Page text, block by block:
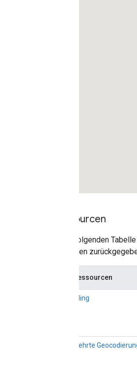
Ressourcen
In der folgenden
Methoden
Datenressourcen
Geocoding
Umgekehrte